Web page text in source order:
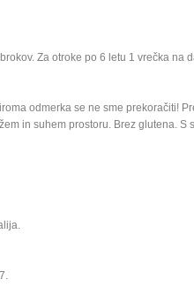
Za otroke po 6 letu 1 vrečka na
odmerka se ne sme prekoračiti!
in suhem prostoru. Brez glutena. S